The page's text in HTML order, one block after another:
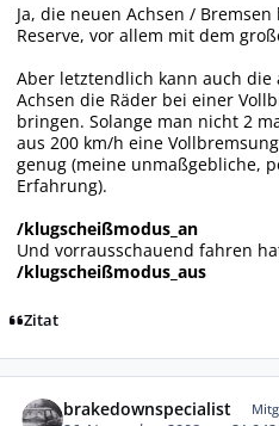
Ja, die neuen Achsen /
Reserve, vor allem mit dem
Aber letztendlich kann auch die
Achsen die Räder bei einer
bringen. Solange man nicht 2
aus 200 km/h eine
genug (meine unmaßgebliche,
Erfahrung).
/klugscheißmodus_an
Und vorrausschauend fahren
/klugscheißmodus_aus
Zitat
brakedownspecialist